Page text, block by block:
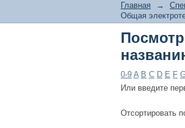
Главная →
Общая
0-9 A B C D E F G
Или введите
Отсортировать